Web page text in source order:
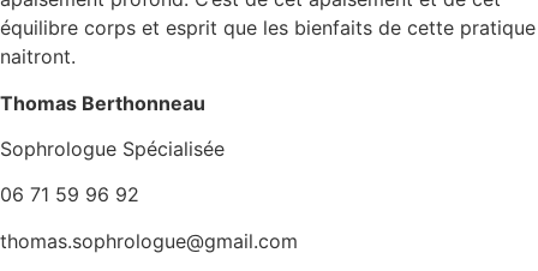
équilibre corps et esprit que les bienfaits de cette pratique
naitront.
Thomas Berthonneau
Sophrologue Spécialisée
06 71 59 96 92
thomas.sophrologue@gmail.com